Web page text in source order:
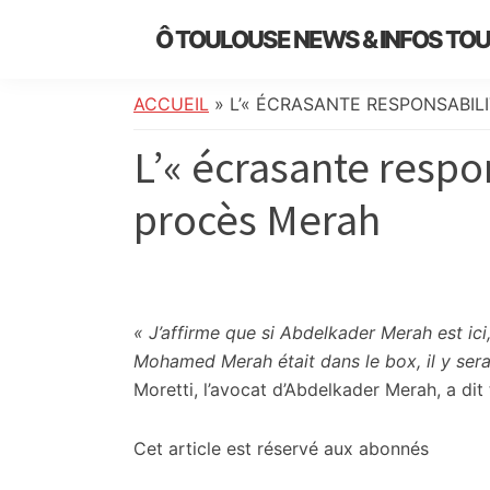
Ô TOULOUSE NEWS & INFOS
de
toulousaine
info
locale,
politique,
météo,
faits
ACCUEIL » L’« ÉCRASANTE
L’« écrasante
procès Merah
« J’affirme que si Abdelkader Merah est
Mohamed Merah était dans le box, il y
Moretti, l’avocat d’Abdelkader Merah, a
Cet article est réservé aux abonnés